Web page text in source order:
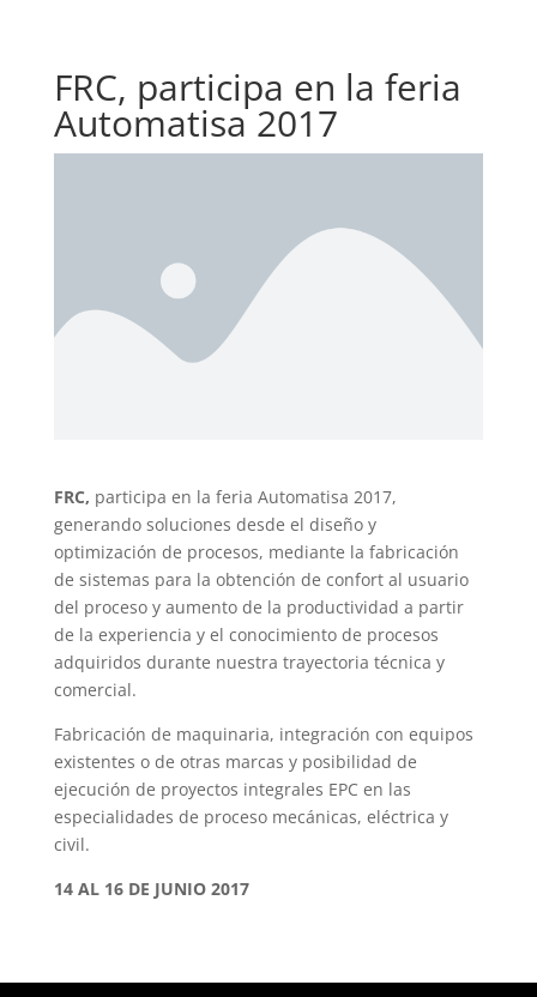
FRC, participa en la feria
Automatisa 2017
FRC, participa en la feria Automatisa 2017,
generando soluciones desde el diseño y
optimización de procesos, mediante la fabricación
de sistemas para la obtención de confort al usuario
del proceso y aumento de la productividad a partir
de la experiencia y el conocimiento de procesos
adquiridos durante nuestra trayectoria técnica y
comercial.
Fabricación de maquinaria, integración con equipos
existentes o de otras marcas y posibilidad de
ejecución de proyectos integrales EPC en las
especialidades de proceso mecánicas, eléctrica y
civil.
14 AL 16 DE JUNIO 2017